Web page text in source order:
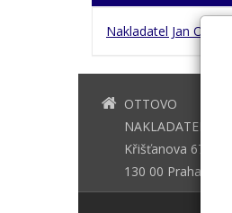
Nakladatel Jan Otto
OTTOVO
NAKLADATELSTVÍ
Křišťanova 675/3
130 00 Praha